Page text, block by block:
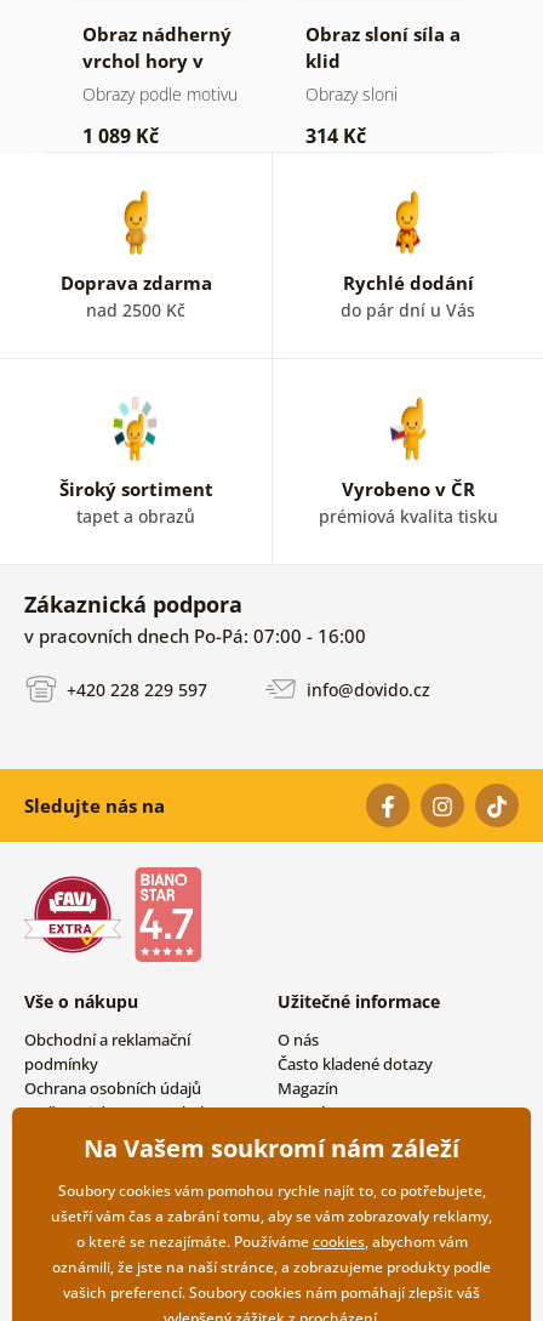
Obraz nádherný
vrchol hory v
černobílém
Obrazy podle motivu
1 089 Kč
Obraz sloní síla a
klid
Obrazy sloni
314 Kč
Doprava zdarma
nad 2500 Kč
Rychlé dodání
do pár dní u Vás
Široký sortiment
tapet a obrazů
Vyrobeno v ČR
prémiová kvalita tisku
Zákaznická podpora
v pracovních dnech Po-Pá: 07:00 - 16:00
+420 228 229 597 info@dovido.cz
Sledujte nás na
Vše o nákupu
Obchodní a reklamační
podmínky
Ochrana osobních údajů
Možnosti dopravy a platby
Vrácení zboží
Užitečné informace
O nás
Často kladené dotazy
Magazín
Kontakty
Velkoobchodní spolupráce
Na Vašem soukromí nám záleží
Soubory cookies vám pomohou rychle najít to, co potřebujete,
ušetří vám čas a zabrání tomu, aby se vám zobrazovaly reklamy,
o které se nezajímáte. Používámecookies, abychom vám
oznámili, že jste na naší stránce, a zobrazujeme produkty podle
vašich preferencí. Soubory cookies nám pomáhají zlepšit váš